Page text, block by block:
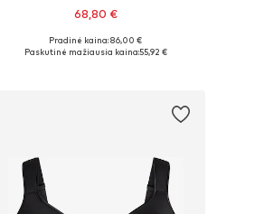
68,80 €
Yra daugybė dydžių
Pradinė kaina: 86,00 €
Paskutinė mažiausia kaina:55,92 €